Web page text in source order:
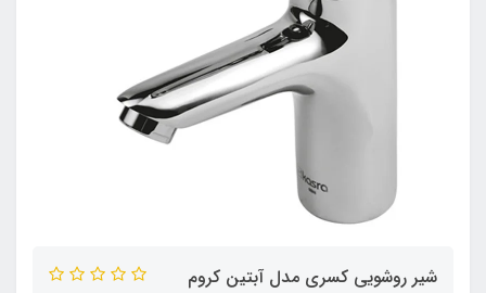
شیر روشویی کسری مدل آبتین کروم